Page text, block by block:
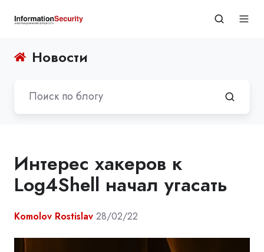
Новости
Интерес хакеров к
Log4Shell начал угасать
Komolov Rostislav 28/02/22